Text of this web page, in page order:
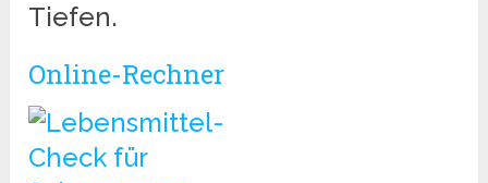
Tiefen.
Online-Rechner